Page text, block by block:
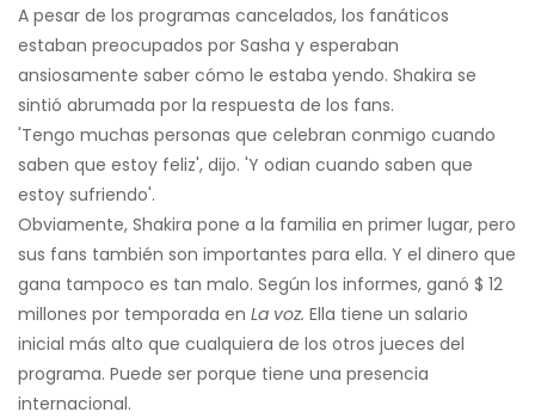
A pesar de los programas cancelados, los fanáticos
estaban preocupados por Sasha y esperaban
ansiosamente saber cómo le estaba yendo. Shakira se
sintió abrumada por la respuesta de los fans.
'Tengo muchas personas que celebran conmigo cuando
saben que estoy feliz', dijo. 'Y odian cuando saben que
estoy sufriendo'.
Obviamente, Shakira pone a la familia en primer lugar, pero
sus fans también son importantes para ella. Y el dinero que
gana tampoco es tan malo. Según los informes, ganó $ 12
millones por temporada en La voz. Ella tiene un salario
inicial más alto que cualquiera de los otros jueces del
programa. Puede ser porque tiene una presencia
internacional.